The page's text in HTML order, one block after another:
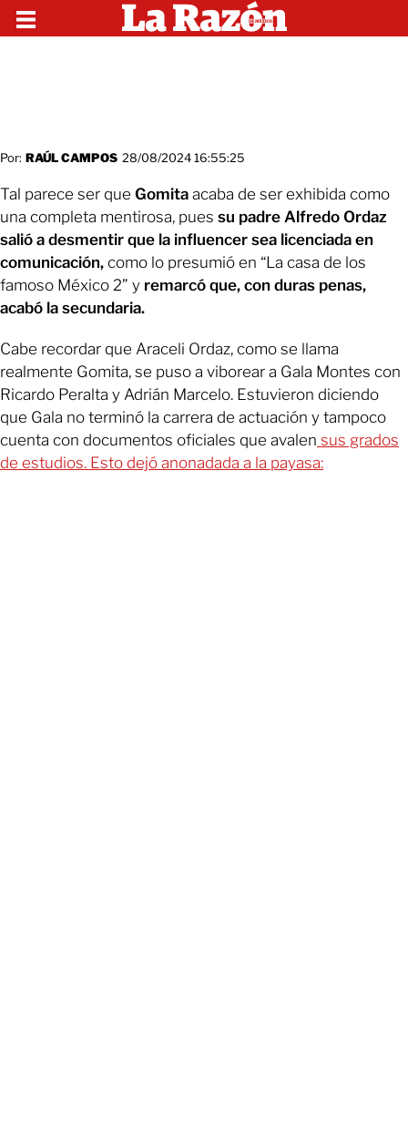
Por: RAÚL CAMPOS 28/08/2024 16:55:25
Tal parece ser que Gomita acaba de ser exhibida como
una completa mentirosa, pues su padre Alfredo Ordaz
salió a desmentir que la influencer sea licenciada en
comunicación, como lo presumió en “La casa de los
famoso México 2” y remarcó que, con duras penas,
acabó la secundaria.
Cabe recordar que Araceli Ordaz, como se llama
realmente Gomita, se puso a viborear a Gala Montes con
Ricardo Peralta y Adrián Marcelo. Estuvieron diciendo
que Gala no terminó la carrera de actuación y tampoco
cuenta con documentos oficiales que avalen sus grados
de estudios. Esto dejó anonadada a la payasa: